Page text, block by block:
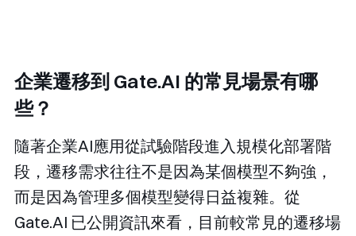
企業遷移到 Gate.AI 的常見場景有哪
些？
隨著企業AI應用從試驗階段進入規模化部署階
段，遷移需求往往不是因為某個模型不夠強，
而是因為管理多個模型變得日益複雜。從
Gate.AI 已公開資訊來看，目前較常見的遷移場